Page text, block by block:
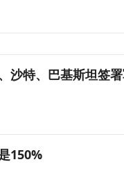
沙特、巴基斯坦签
150%